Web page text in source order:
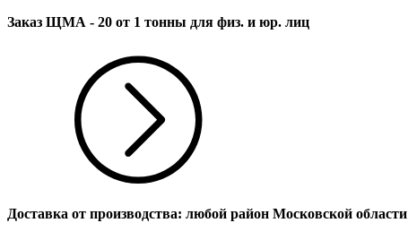
Заказ ЩМА - 20 от 1 тонны для физ. и юр. лиц
Доставка от производства: любой район Московской области